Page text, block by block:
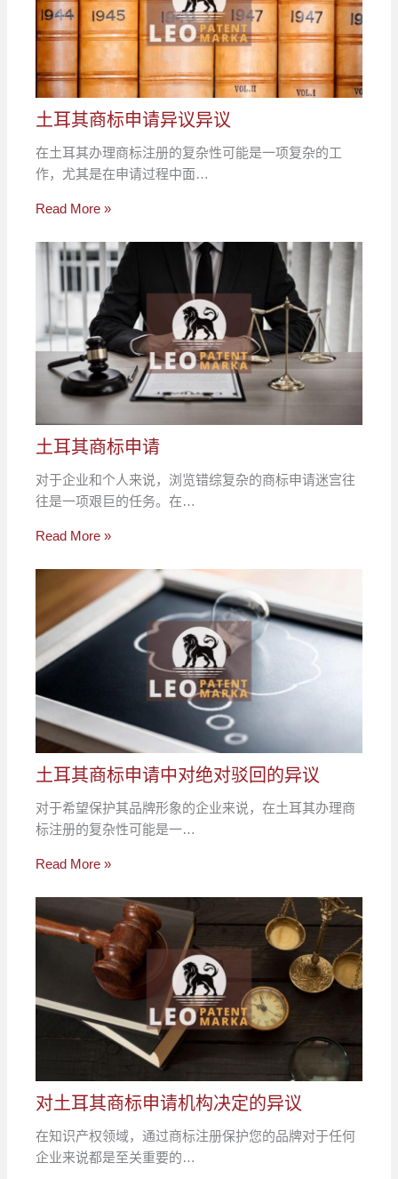
土耳其商标申请异议异议
在土耳其办理商标注册的复杂性可能是一项复杂的工
作，尤其是在申请过程中面…
Read More »
土耳其商标申请
对于企业和个人来说，浏览错综复杂的商标申请迷宫往
往是一项艰巨的任务。在…
Read More »
土耳其商标申请中对绝对驳回的异议
对于希望保护其品牌形象的企业来说，在土耳其办理商
标注册的复杂性可能是一…
Read More »
对土耳其商标申请机构决定的异议
在知识产权领域，通过商标注册保护您的品牌对于任何
企业来说都是至关重要的…